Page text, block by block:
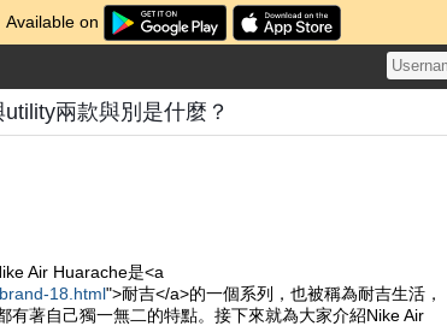
Available on
兩款與別是什麼？
Air Huarache是<a
18.html">耐吉</a>的一個系列，也被稱為耐吉生活，
有著自己獨一無二的特點。接下來就為大家介紹Nike Air